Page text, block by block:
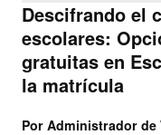
Descifrando el
escolares:
gratuitas en
la matrícula
Por Administrador de